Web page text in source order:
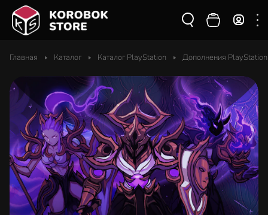
Главная Каталог Каталог PlayStation Дополнения PlayStation